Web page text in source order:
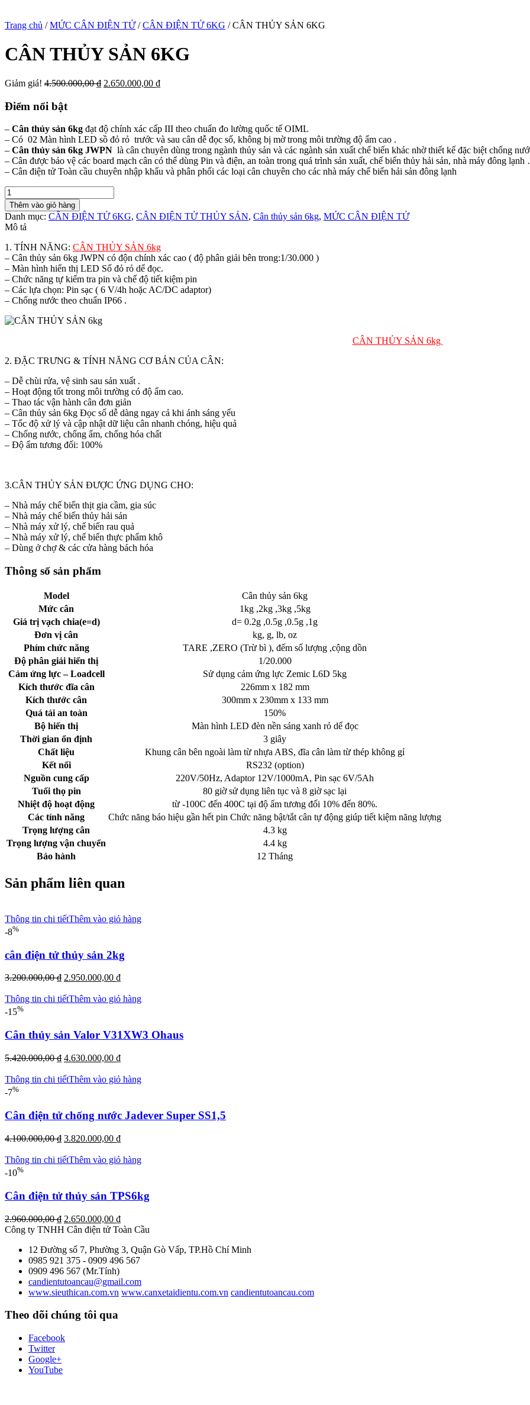
Trang chủ /MỨC CÂN ĐIỆN TỬ/CÂN ĐIỆN TỬ 6KG / CÂN THỦY SẢN 6KG
CÂN THỦY SẢN 6KG
Giảm giá! 4.500.000,00₫ Giá
2.650.000,00 ₫Giá
2.650.000,00 ₫.
Điểm nổi bật
– Cân thủy sản 6kg đạt độ chính xác cấp III theo chuẩn đo lường quốc tế OIML
– Có 02 Màn hình LED sồ đỏ rỏ trước và sau cân dễ đọc số, không bị mờ trong môi trường độ ẩm cao .
– Cân thủy sản 6kg JWPN là cân chuyên dùng trong ngành thủy sản và các ngành sản xuất chế biến khác nhờ thiết kế đặc biệt chống
– Cân được bảo vệ các board mạch cân có thể dùng Pin và điện, an toàn trong quá trình sản xuất, chế biến thủy hải sản, nhà máy đông
– Cân điện tử Toàn cầu chuyên nhập khẩu và phân phối các loại cân chuyên cho các nhà máy chế biến hải sản đông lạnh
CÂN
THỦY
SẢN
6KG
số
lượng
Thêm vào giỏ hàng
Danh mục: CÂN ĐIỆN TỬ 6KG, CÂN ĐIỆN TỬ THỦY SẢN, Cân thủy sản 6kg, MỨC CÂN ĐIỆN TỬ
Mô tả
1. TÍNH NĂNG: CÂN THỦY SẢN 6kg
– Cân thủy sản 6kg JWPN có độn chính xác cao ( độ phân giải bên trong:1/30.000 )
– Màn hình hiển thị LED Số đỏ rỏ dể đọc.
– Chức năng tự kiểm tra pin và chế độ tiết kiệm pin
– Các lựa chọn: Pin sạc ( 6 V/4h hoặc AC/DC adaptor)
– Chống nước theo chuẩn IP66 .
CÂN THỦY SẢN 6kg
2. ĐẶC TRƯNG & TÍNH NĂNG CƠ BẢN CỦA CÂN:
– Dễ chùi rửa, vệ sinh sau sản xuất .
– Hoạt động tốt trong môi trường có độ ẩm cao.
– Thao tác vận hành cân đơn giản
– Cân thủy sản 6kg Đọc số dễ dàng ngay cả khi ánh sáng yếu
– Tốc độ xử lý và cập nhật dữ liệu cân nhanh chóng, hiệu quả
– Chống nước, chống ẩm, chống hóa chất
– Độ ẩm tương đối: 100%
3.CÂN THỦY SẢN ĐƯỢC ỨNG DỤNG CHO:
– Nhà máy chế biến thịt gia cầm, gia súc
– Nhà máy chế biến thủy hải sản
– Nhà máy xử lý, chế biến rau quả
– Nhà máy xử lý, chế biến thực phẩm khô
– Dùng ở chợ & các cửa hàng bách hóa
Thông số sản phẩm
Model
Cân thủy sản 6kg
Mức cân
1kg ,2kg ,3kg ,5kg
Giá trị vạch chia(e=d)
d= 0.2g ,0.5g ,0.5g ,1g
Đơn vị cân
kg, g, lb, oz
Phím chức năng
TARE ,ZERO (Trừ bì ), đếm số lượng ,cộng dồn
Độ phân giải hiển thị
1/20.000
Cảm ứng lực – Loadcell
Sử dụng cảm ứng lực Zemic L6D 5kg
Kích thước đĩa cân
226mm x 182 mm
Kích thước cân
300mm x 230mm x 133 mm
Quá tải an toàn
150%
Bộ hiển thị
Màn hình LED đèn nền sáng xanh rỏ dể đọc
Thời gian ổn định
3 giây
Chất liệu
Khung cân bên ngoài làm từ nhựa ABS, đĩa cân làm từ thép không gỉ
Kết nối
RS232 (option)
Nguồn cung cấp
220V/50Hz, Adaptor 12V/1000mA, Pin sạc 6V/5Ah
Tuổi thọ pin
80 giờ sử dụng liên tục và 8 giờ sạc lại
Nhiệt độ hoạt động
từ -100C đến 400C tại độ ẩm tương đối 10% đến 80%.
Các tính năng
Chức năng báo hiệu gần hết pin Chức năng bật/tắt cân tự động giúp tiết kiệm năng lượng
Trọng lượng cân
4.3 kg
Trọng lượng vận chuyển
4.4 kg
Bảo hành
12 Tháng
Sản phẩm liên quan
Thông tin chi tiếtThêm vào giỏ hàng
-8%
cân điện tử thủy sản 2kg
3.200.000,00₫ Giá
là:
2.950.000,00 ₫Giá
tại
Thông tin chi tiếtThêm vào giỏ hàng
-15%
Cân thủy sản Valor V31XW3 Ohaus
5.420.000,00₫ Giá
là:
4.630.000,00 ₫Giá
tại
Thông tin chi tiếtThêm vào giỏ hàng
-7%
Cân điện tử chống nước Jadever Super SS1,5
4.100.000,00₫ Giá
là:
3.820.000,00 ₫Giá
tại
Thông tin chi tiếtThêm vào giỏ hàng
-10%
Cân điện tử thủy sản TPS6kg
2.960.000,00₫ Giá
gốc
2.960.000,00 ₫.
2.650.000,00 ₫Giá
hiện
là:
2.650.000,00 ₫.
Công ty TNHH Cân điện tử Toàn Cầu
12 Đường số 7, Phường 3, Quận Gò Vấp, TP.Hồ Chí Minh
0985 921 375 - 0909 496 567
0909 496 567 (Mr.Tính)
candientutoancau@gmail.com
www.sieuthican.com.vn www.canxetaidientu.com.vn candientutoancau.com
Theo dõi chúng tôi qua
Facebook
Twitter
Google+
YouTube